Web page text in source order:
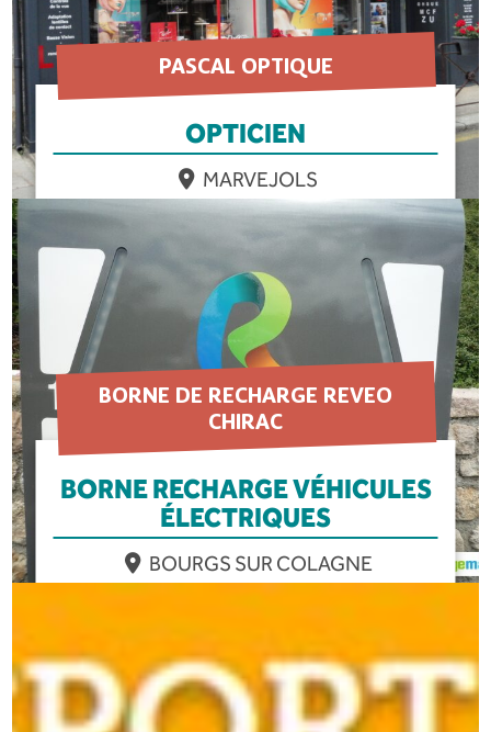
PASCAL OPTIQUE
OPTICIEN
MARVEJOLS
EN SAVOIR PLUS
BORNE DE RECHARGE REVEO
CHIRAC
BORNE RECHARGE VÉHICULES
ÉLECTRIQUES
BOURGS SUR COLAGNE